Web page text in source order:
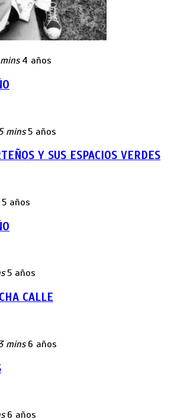
4 años
mins 5 años
Y SUS ESPACIOS VERDES
5 años
5 años
CALLE
mins 6 años
6 años